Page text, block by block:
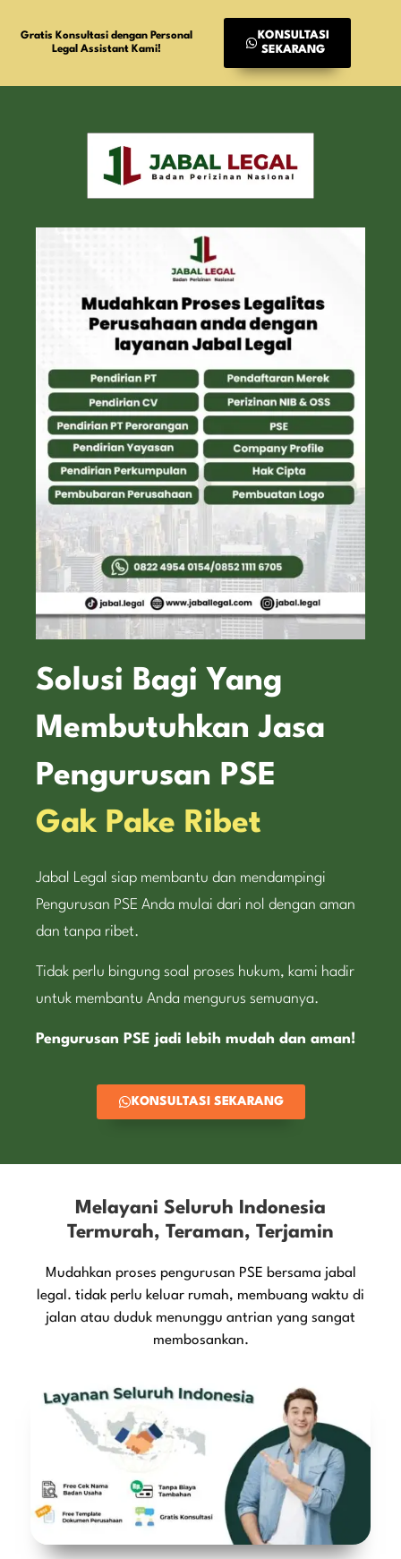
Gratis Konsultasi dengan Personal
Legal Assistant Kami!
KONSULTASI
SEKARANG
Solusi Bagi Yang
Membutuhkan Jasa
Pengurusan PSE
Gak Pake Ribet
Jabal Legal siap membantu dan mendampingi
Pengurusan PSE Anda mulai dari nol dengan aman
dan tanpa ribet.
Tidak perlu bingung soal proses hukum, kami hadir
untuk membantu Anda mengurus semuanya.
Pengurusan PSE jadi lebih mudah dan aman!
KONSULTASI SEKARANG
Melayani Seluruh Indonesia
Termurah, Teraman, Terjamin
Mudahkan proses pengurusan PSE bersama jabal
legal. tidak perlu keluar rumah, membuang waktu di
jalan atau duduk menunggu antrian yang sangat
membosankan.